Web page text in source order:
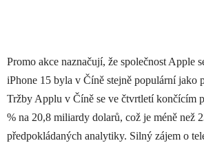
Promo akce naznačují, že společnost Apple
iPhone 15 byla v Číně stejně populární jako
Tržby Applu v Číně se ve čtvrtletí končícím
% na 20,8 miliardy dolarů, což je méně než
předpokládaných analytiky. Silný zájem o